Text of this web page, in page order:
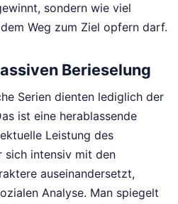
sondern wie viel
Weg zum Ziel opfern darf.
Berieselung
Serien dienten lediglich der
ist eine herablassende
Leistung des
sich intensiv mit den
auseinandersetzt,
Analyse. Man spiegelt